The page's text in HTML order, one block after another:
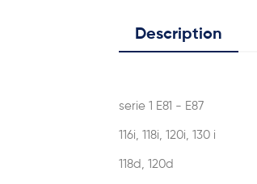
Description
serie 1 E81 - E87
116i, 118i, 120i, 130 i
118d, 120d